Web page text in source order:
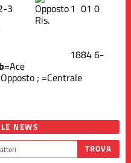
3
Ris.
1 01 0
18846-
b=Ace
; =Centrale
NEWS